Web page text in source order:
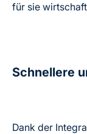
für sie
Schnellere
Dank der